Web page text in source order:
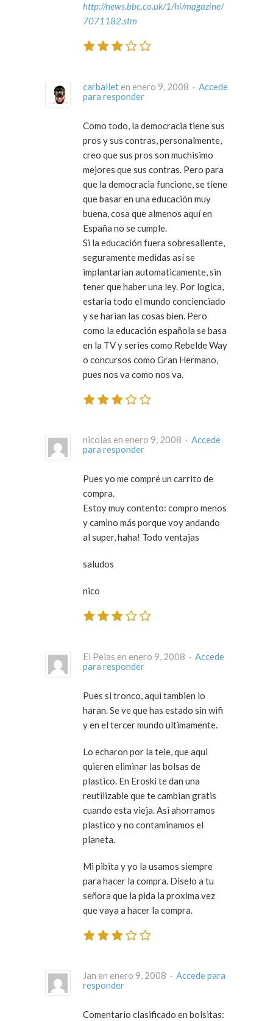
http://news.bbc.co.uk/1/hi/magazine/
7071182.stm
carballet en enero 9, 2008 · Accede
para responder
Como todo, la democracia tiene sus
pros y sus contras, personalmente,
creo que sus pros son muchisimo
mejores que sus contras. Pero para
que la democracia funcione, se tiene
que basar en una educación muy
buena, cosa que almenos aquí en
España no se cumple.
Si la educación fuera sobresaliente,
seguramente medidas así se
implantarian automaticamente, sin
tener que haber una ley. Por logica,
estaria todo el mundo concienciado
y se harian las cosas bien. Pero
como la educación española se basa
en la TV y series como Rebelde Way
o concursos como Gran Hermano,
pues nos va como nos va.
nicolas en enero 9, 2008 · Accede
para responder
Pues yo me compré un carrito de
compra.
Estoy muy contento: compro menos
y camino más porque voy andando
al super, haha! Todo ventajas
saludos
nico
El Pelas en enero 9, 2008 · Accede
para responder
Pues si tronco, aqui tambien lo
haran. Se ve que has estado sin wifi
y en el tercer mundo ultimamente.
Lo echaron por la tele, que aqui
quieren eliminar las bolsas de
plastico. En Eroski te dan una
reutilizable que te cambian gratis
cuando esta vieja. Asi ahorramos
plastico y no contaminamos el
planeta.
Mi pibita y yo la usamos siempre
para hacer la compra. Diselo a tu
señora que la pida la proxima vez
que vaya a hacer la compra.
Jan en enero 9, 2008 · Accede para
responder
Comentario clasificado en bolsitas: